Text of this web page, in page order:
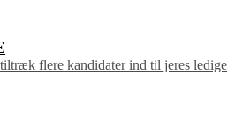
flere kandidater ind til jeres ledige